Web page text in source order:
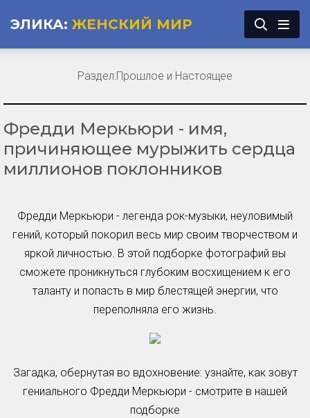
ЭЛИКА: ЖЕНСКИЙ МИР
Фредди Меркьюри - имя,
причиняющее мурыжить сердца
миллионов поклонников
Фредди Меркьюри - легенда рок-музыки, неуловимый
гений, который покорил весь мир своим творчеством и
яркой личностью. В этой подборке фотографий вы
сможете проникнуться глубоким восхищением к его
таланту и попасть в мир блестящей энергии, что
переполняла его жизнь.
Загадка, обернутая во вдохновение: узнайте, как зовут
гениального Фредди Меркьюри - смотрите в нашей
подборке
Раздел:Прошлое и Настоящее